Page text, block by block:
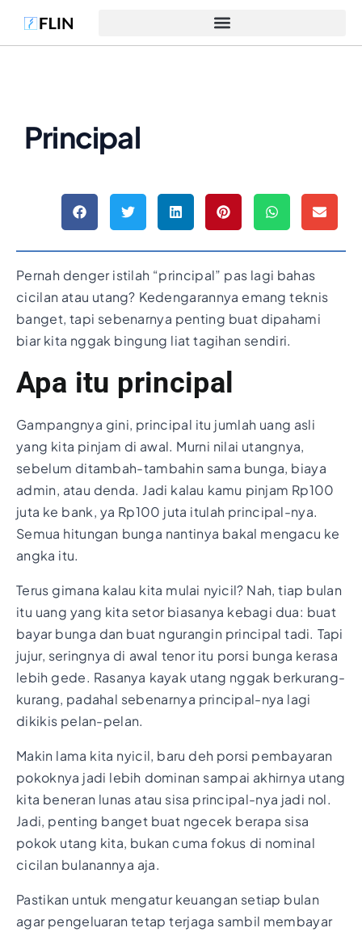
Principal
Pernah denger istilah “principal” pas lagi bahas
cicilan atau utang? Kedengarannya emang teknis
banget, tapi sebenarnya penting buat dipahami
biar kita nggak bingung liat tagihan sendiri.
Apa itu principal
Gampangnya gini, principal itu jumlah uang asli
yang kita pinjam di awal. Murni nilai utangnya,
sebelum ditambah-tambahin sama bunga, biaya
admin, atau denda. Jadi kalau kamu pinjam Rp100
juta ke bank, ya Rp100 juta itulah principal-nya.
Semua hitungan bunga nantinya bakal mengacu ke
angka itu.
Terus gimana kalau kita mulai nyicil? Nah, tiap bulan
itu uang yang kita setor biasanya kebagi dua: buat
bayar bunga dan buat ngurangin principal tadi. Tapi
jujur, seringnya di awal tenor itu porsi bunga kerasa
lebih gede. Rasanya kayak utang nggak berkurang-
kurang, padahal sebenarnya principal-nya lagi
dikikis pelan-pelan.
Makin lama kita nyicil, baru deh porsi pembayaran
pokoknya jadi lebih dominan sampai akhirnya utang
kita beneran lunas atau sisa principal-nya jadi nol.
Jadi, penting banget buat ngecek berapa sisa
pokok utang kita, bukan cuma fokus di nominal
cicilan bulanannya aja.
Pastikan untuk mengatur keuangan setiap bulan
agar pengeluaran tetap terjaga sambil membayar